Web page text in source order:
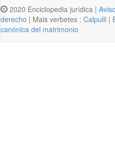
2020 Enciclopedia jurídica |
derecho | Mais verbetes : Calpulli |
canónica del matrimonio